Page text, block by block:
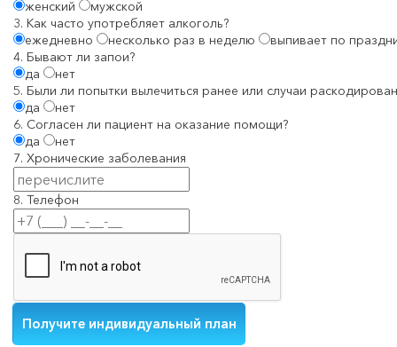
женский
мужской
3. Как часто употребляет алкоголь?
ежедневно
несколько раз в неделю
выпивает по
4. Бывают ли запои?
да
нет
5. Были ли попытки вылечиться ранее или случаи
да
нет
6. Согласен ли пациент на оказание помощи?
да
нет
7. Хронические заболевания
8. Телефон